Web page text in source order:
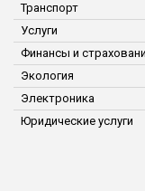
Транспорт
Услуги
Финансы и
Экология
Электроника
Юридические услуги